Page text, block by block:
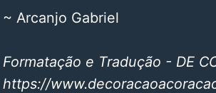
~ Arcanjo Gabriel
Formatação e Tradução - DE
https://